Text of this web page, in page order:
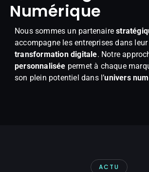
Numérique
Nous sommes un partenaire
accompagne les entreprises dans leur
transformation digitale. Notre
personnalisée permet à chaque
son plein potentiel dans l’univers
ACTU